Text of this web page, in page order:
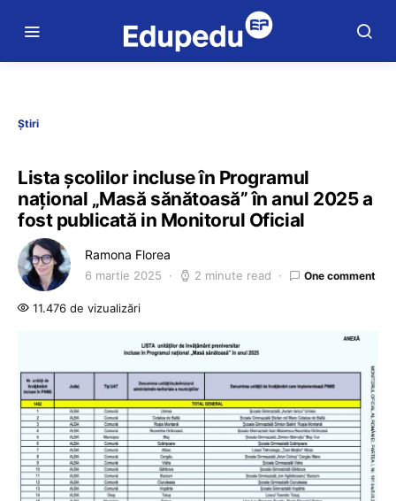
Știri
Lista școlilor incluse în Programul
național „Masă sănătoasă” în anul 2025 a
fost publicată in Monitorul Oficial
Ramona Florea
6 martie 2025 2 minute read One comment
11.476 de vizualizări